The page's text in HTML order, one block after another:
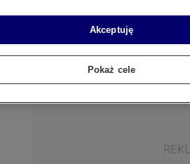
ratowanie, świat gratuluje.
Akceptuję
Pokaż cele